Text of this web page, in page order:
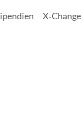
X‑Change